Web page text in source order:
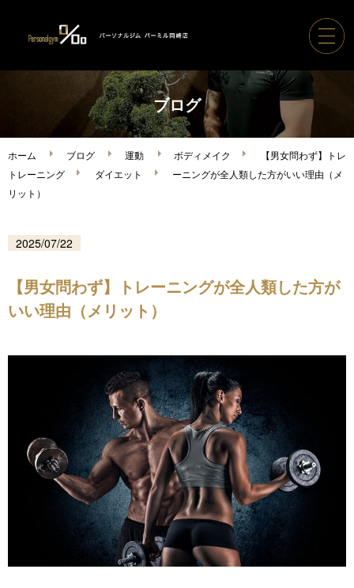
ホーム
パーソナルジムパーミル
ボディメイク実績
店舗紹介 / アクセス
よくあるご質問
お役立ちブログ
無料体験お申し込み
ブログ
ホーム ブログ 運動
ボディメイク
トレーニング
ダイエット
【男女問わず】トレ
ーニングが全人類した方がいい理由（メ
リット）
2025/07/22
【男女問わず】トレーニングが全人類した方が
いい理由（メリット）